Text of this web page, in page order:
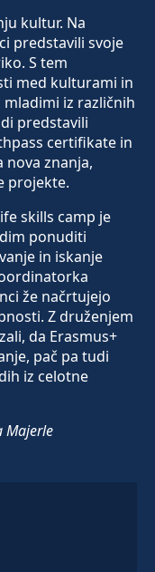
kultur. Na
predstavili svoje
S tem
med kulturami in
iz različnih
predstavili
certifikate in
nova znanja,
projekte.
skills camp je
ponuditi
in iskanje
že načrtujejo
Z druženjem
da Erasmus+
pač pa tudi
iz celotne
Majerle